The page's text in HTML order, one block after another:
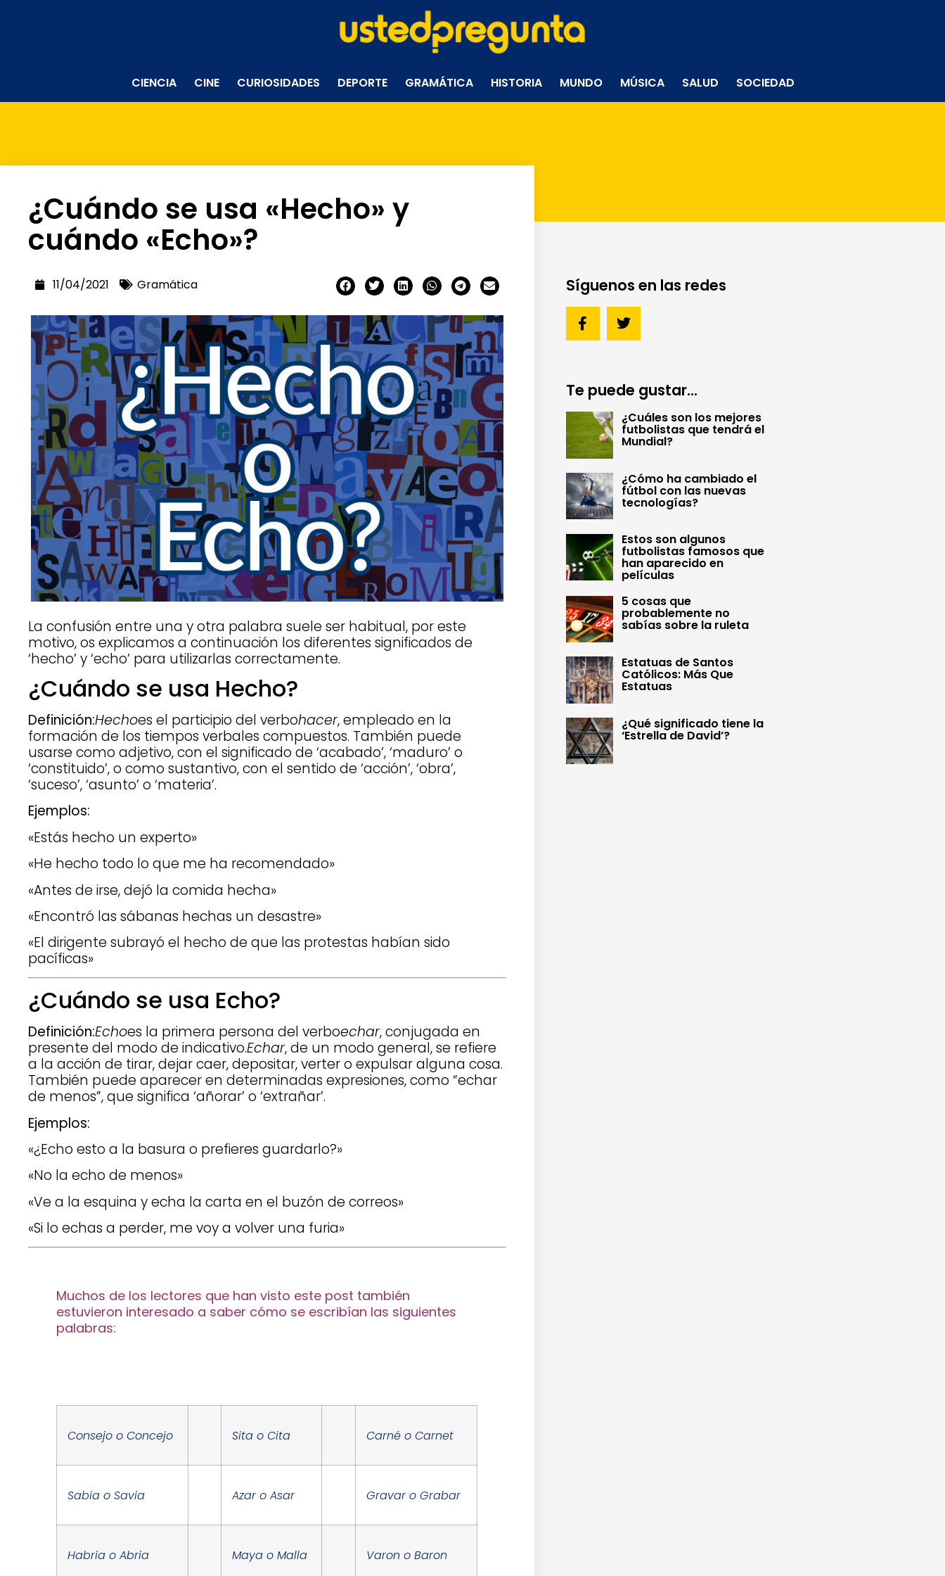
CIENCIA CINE CURIOSIDADES DEPORTE GRAMÁTICA HISTORIA MUNDO MÚSICA SALUD SOCIEDAD
¿Cuándo se usa «Hecho» y
cuándo «Echo»?
11/04/2021 Gramática
La confusión entre una y otra palabra suele ser habitual, por este
motivo, os explicamos a continuación los diferentes significados de
‘hecho’ y ‘echo’ para utilizarlas correctamente.
¿Cuándo se usa Hecho?
Definición:Hechoes el participio del verbohacer, empleado en la
formación de los tiempos verbales compuestos. También puede
usarse como adjetivo, con el significado de ‘acabado’, ‘maduro’ o
‘constituido’, o como sustantivo, con el sentido de ‘acción’, ‘obra’,
‘suceso’, ‘asunto’ o ‘materia’.
Ejemplos:
«Estás hecho un experto»
«He hecho todo lo que me ha recomendado»
«Antes de irse, dejó la comida hecha»
«Encontró las sábanas hechas un desastre»
«El dirigente subrayó el hecho de que las protestas habían sido
pacíficas»
¿Cuándo se usa Echo?
Definición:Echoes la primera persona del verboechar, conjugada en
presente del modo de indicativo.Echar, de un modo general, se refiere
a la acción de tirar, dejar caer, depositar, verter o expulsar alguna cosa.
También puede aparecer en determinadas expresiones, como “echar
de menos”, que significa ‘añorar’ o ‘extrañar’.
Ejemplos:
«¿Echo esto a la basura o prefieres guardarlo?»
«No la echo de menos»
«Ve a la esquina y echa la carta en el buzón de correos»
«Si lo echas a perder, me voy a volver una furia»
Muchos de los lectores que han visto este post también
estuvieron interesado a saber cómo se escribían las siguientes
palabras:
Consejo o Concejo Sita o Cita Carné o Carnet
Sabia o Savia Azar o Asar Gravar o Grabar
Habria o Abria Maya o Malla Varon o Baron
Síguenos en las redes
Te puede gustar...
¿Cuáles son los mejores
futbolistas que tendrá el
Mundial?
¿Cómo ha cambiado el
fútbol con las nuevas
tecnologías?
Estos son algunos
futbolistas famosos que
han aparecido en
películas
5 cosas que
probablemente no
sabías sobre la ruleta
Estatuas de Santos
Católicos: Más Que
Estatuas
¿Qué significado tiene la
‘Estrella de David’?